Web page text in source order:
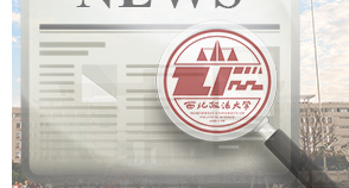
学互鉴、共同发展。 二十一名入围选手
我校刑事法律科学研究中心主任、《法律
学实践论丛》编辑部学术顾问付玉明与高
员、《法学教育研究》副主编、《法学实
顾问余涛作为评委代表进行点评。 教务
会的统一安排部署下，西北政法大学调解
国家宪法日来临之际，携陕西省大学生法
治宣讲分团，于12月3日赴西安市育才中
面的法治宣讲校际交流活动。活动以“情
+专题宣讲”的多元形式展开，将法治知识
中学生在体验中感知法治、在生活中运用